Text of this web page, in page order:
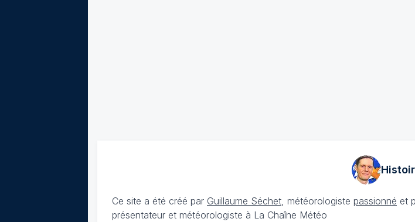
Ce site a été créé par Guillaume Séchet , météorologiste passionné et
présentateur et météorologiste à La Chaîne Météo